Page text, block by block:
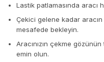
Lastik patlamasında aracı
Çekici gelene kadar
mesafede bekleyin.
Aracınızın çekme
emin olun.